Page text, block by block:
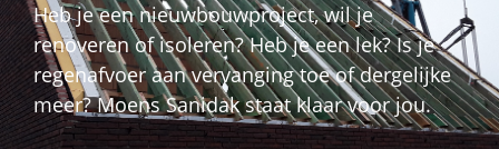
Heb je een nieuwbouwproject, wil je
renoveren of isoleren? Heb je een lek? Is je
regenafvoer aan vervanging toe of dergelijke
meer? Moens Sanidak staat klaar voor jou.